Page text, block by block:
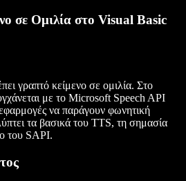
σε Ομιλία στο Visual Basic
γραπτό κείμενο σε ομιλία. Στο
με το Microsoft Speech API
να παράγουν φωνητική
τα βασικά του TTS, τη σημασία
του SAPI.